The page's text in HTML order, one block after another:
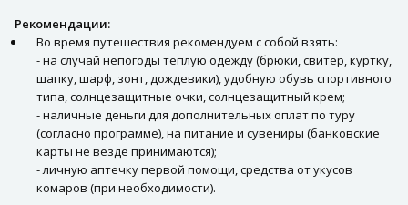
Рекомендации:
Во время путешествия рекомендуем с собой взять:
- на случай непогоды теплую одежду (брюки, свитер, куртку,
шапку, шарф, зонт, дождевики), удобную обувь спортивного
типа, солнцезащитные очки, солнцезащитный крем;
- наличные деньги для дополнительных оплат по туру
(согласно программе), на питание и сувениры (банковские
карты не везде принимаются);
- личную аптечку первой помощи, средства от укусов
комаров (при необходимости).